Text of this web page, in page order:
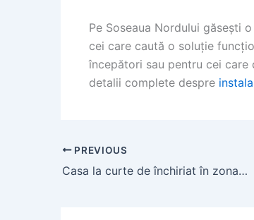
Pe Soseaua Nordului găsești
cei care caută o soluție
începători sau pentru cei care
detalii complete despre
PREVIOUS
Casa la curte de închiriat în zona centrală